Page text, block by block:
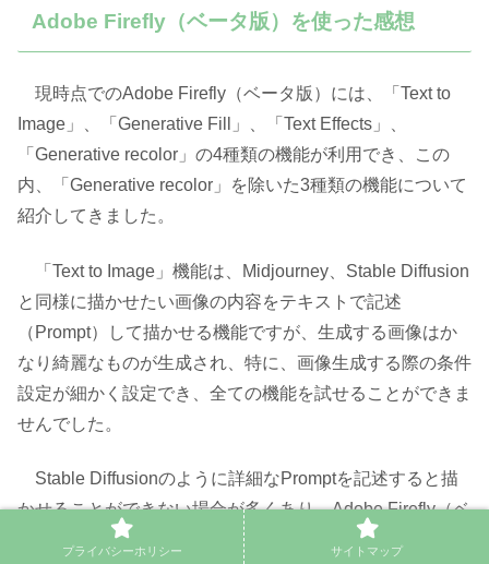
Adobe Firefly（ベータ版）を使った感想
現時点でのAdobe Firefly（ベータ版）には、「Text to
Image」、「Generative Fill」、「Text Effects」、
「Generative recolor」の4種類の機能が利用でき、この
内、「Generative recolor」を除いた3種類の機能について
紹介してきました。
「Text to Image」機能は、Midjourney、Stable Diffusion
と同様に描かせたい画像の内容をテキストで記述
（Prompt）して描かせる機能ですが、生成する画像はか
なり綺麗なものが生成され、特に、画像生成する際の条件
設定が細かく設定でき、全ての機能を試せることができま
せんでした。
Stable Diffusionのように詳細なPromptを記述すると描
かせることができない場合が多くあり、Adobe Firefly（ベ
ータ版）の特徴として、簡単なPromptで画像を生成し、
プライバシーホリシー サイトマップ